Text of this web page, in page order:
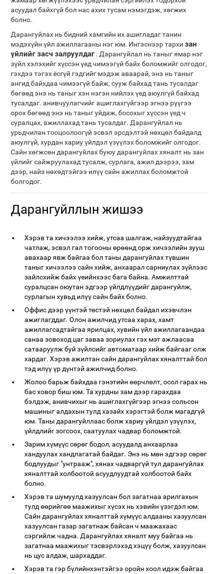
асуудал байхгүй бол нас ахих тусам нэмэгдэж, хөгжих
болно.
Дарангуйлах нь бидний хамгийн их ашигладаг танин
мэдэхүйн үйл ажиллагааны нэг юм. Ингэснээр тархизан
үйлийг засч залруулдаг. Дарангуйлал нь таныг ямар нэг
зүйл хэлэхийг хүссэн үед чимээгүй байх боломжийг олгодог,
гэхдээ тэгэх ёсгүй гэдгийг мэдэж аваарай, энэ нь таныг
ангид байхдаа чимээгүй байж, сууж байхад тань тусалдаг
бөгөөд энэ нь таныг хэн нэгэн нийлэх үед аюулгүй байхад
тусалдаг. анивчуулагчийг ашиглахгүйгээр эгнээ рүүгээ
орох бөгөөд энэ нь таныг уйдаж, босохыг хүссэн үед ч
суралцах, ажиллахад тань тусалдаг. Дарангуйлал нь
урьдчилан тооцоолоогүй эсвэл эрсдэлтэй нөхцөл байдалд
аюулгүй, хурдан хариу үйлдэл үзүүлэх боломжийг олгодог.
Сайн хөгжсөн дарангуйлах буюу дарангуйлах хяналт нь зан
үйлийг сайжруулахад тусалж, сурлага, ажил дээрээ, зам
дээр, найз нөхөдтэйгээ илүү сайн ажиллах боломжтой
болгодог.
Дарангуйллын жишээ
Хэрэв та хичээлээ хийж, утсаа шалгаж, найзуудтайгаа
чатлаж, эсвэл гал тогооны өрөөнд орж хичээлийн зууш
авахаар явж байгаа бол таны дарангуйлах түвшин
таныг хичээлээ сайн хийж, анхаарал сарниулах зүйлээс
зайлсхийж байх үеийнхээс бага байна. Амжилттай
суралцсан оюутан эдгээр үйлдлүүдийг дарангуйлж,
сурлагын хувьд илүү сайн байх болно.
Оффис дээр үүнтэй төстэй нөхцөл байдал ихэвчлэн
ажиглагддаг. Олон ажилчид утсаа харах, хамт
ажиллагсадтайгаа ярилцах, хувийн үйл ажиллагаандаа
санаа зовоход цаг заваа зориулах гэх мэт ажлаасаа
сатааруулж буй зүйлсийг автоматаар хийж байгааг олж
хардаг. Хэрэв ажилтан сайн дарангуйлах хяналттай бол
тэд илүү үр дүнтэй ажилчид болно.
Жолоо барьж байхдаа гэнэтийн өөрчлөлт, осол гарах нь
бас ховор биш юм. Та хурдны зам дээр гарахдаа
бэлдэж, анивчихыг нь ашиглахгүйгээр эгнээ сольсон
машиныг алдахын тулд хазайх хэрэгтэй болж магадгүй
юм. Таны дарангуйллаас болж хариу үйлдэл үзүүлэх,
үйлдлийг зогсоох, саатуулах чадвар боломжтой.
Зарим хүмүүс сөрөг бодол, асуудалд анхаарлаа
хандуулах хандлагатай байдаг. Энэ нь мөн эдгээр сөрөг
бодлуудыг "унтрааж", хянах чадваргүй тул дарангуйлах
хяналттай холбоотой асуудлуудтай холбоотой байх
болно.
Хэрэв та шумуулд хазуулсан бол загатнаа арилгахын
тулд өөрийгөө маажихыг хүсэх нь хэвийн үзэгдэл юм.
Сайн дарангуйлах хяналттай хүмүүс алдааны хазуулсан
хазуулсан газар загатнаж байсан ч маажахаас
сэргийлж чадна. Дарангуйлах хяналт муу байгаа нь
загатнаа маажихыг тэсвэрлэхэд хэцүү болж, хазуулсан
нь цус алдаж, шархаддаг.
Хэрэв та гэр бүлийнхэнтэйгээ оройн хоол идэж байгаа